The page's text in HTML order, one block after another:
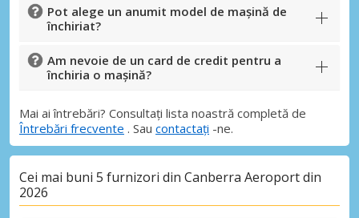
Pot alege un anumit model de mașină de
închiriat?
Am nevoie de un card de credit pentru a
închiria o mașină?
Mai ai întrebări? Consultați lista noastră completă de
Întrebări frecvente . Sau contactați -ne.
Cei mai buni 5 furnizori din Canberra Aeroport din
2026